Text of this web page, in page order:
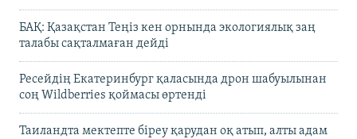
БАҚ: Қазақстан Теңіз кен орнында экологиялық заң
талабы сақталмаған дейді
Ресейдің Екатеринбург қаласында дрон шабуылынан
соң Wildberries қоймасы өртенді
Таиландта мектепте біреу қарудан оқ атып, алты адам